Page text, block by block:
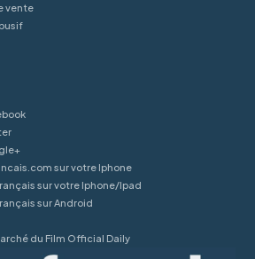
vente
sur votre Iphone
sur votre Iphone/Ipad
sur Android
du Film Official Daily